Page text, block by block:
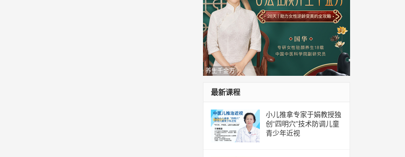
养生千金方
最新课程
小儿推拿专家于娟教授独
创“四明穴”技术防调儿童
青少年近视